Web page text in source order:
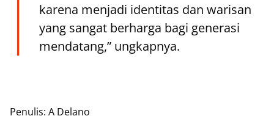
karena menjadi identitas dan warisan
yang sangat berharga bagi generasi
mendatang,” ungkapnya.
Penulis: A Delano